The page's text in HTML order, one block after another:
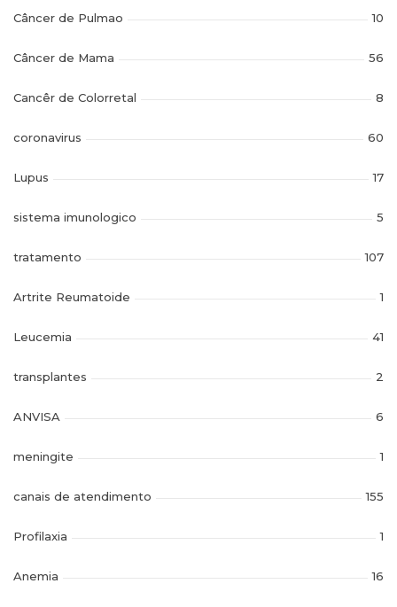
Câncer de Pulmao 10
Câncer de Mama 56
Cancêr de Colorretal 8
coronavirus 60
Lupus 17
sistema imunologico 5
tratamento 107
Artrite Reumatoide 1
Leucemia 41
transplantes 2
ANVISA 6
meningite 1
canais de atendimento 155
Profilaxia 1
Anemia 16